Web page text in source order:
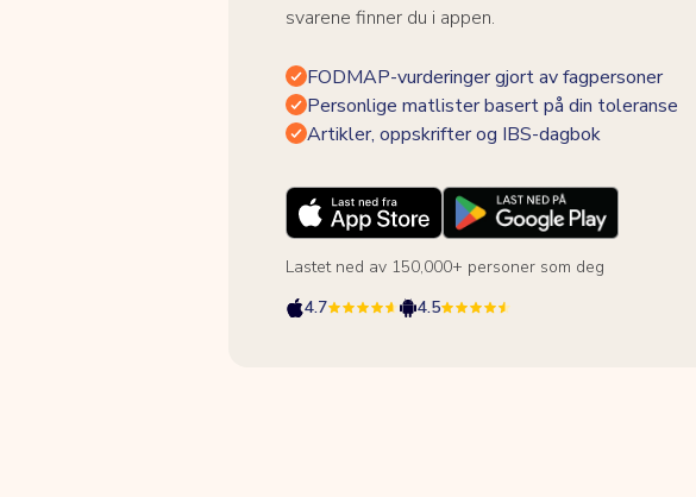
svarene finner du i appen.
FODMAP-vurderinger gjort av fagpersoner
Personlige matlister basert på din toleranse
Artikler, oppskrifter og IBS-dagbok
Lastet ned av 150,000+ personer som deg
4.7
4.5